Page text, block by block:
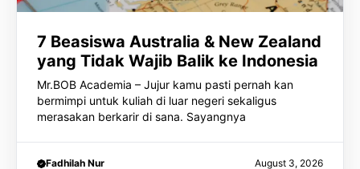
7 Beasiswa Australia & New Zealand
yang Tidak Wajib Balik ke Indonesia
Mr.BOB Academia – Jujur kamu pasti pernah kan
bermimpi untuk kuliah di luar negeri sekaligus
merasakan berkarir di sana. Sayangnya
Fadhilah Nur August 3, 2026